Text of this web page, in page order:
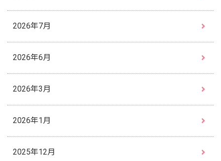
2026年7月
2026年6月
2026年3月
2026年1月
2025年12月